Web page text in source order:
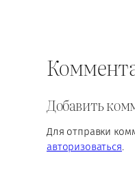
Добавить
Для отправки
авторизоваться.